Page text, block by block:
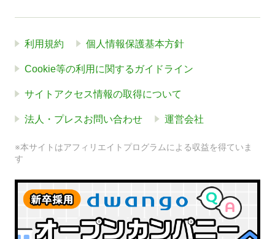
利用規約 個人情報保護基本方針
Cookie等の利用に関するガイドライン
サイトアクセス情報の取得について
法人・プレスお問い合わせ 運営会社
※本サイトはアフィリエイトプログラムによる収益を得ていま
す